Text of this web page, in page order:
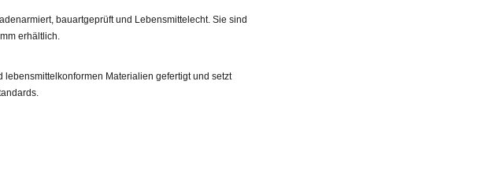
bauartgeprüft und Lebensmittelecht. Sie sind
erhältlich.
Materialien gefertigt und setzt